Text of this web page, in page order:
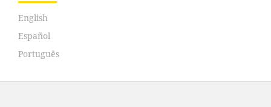
English
Español
Português